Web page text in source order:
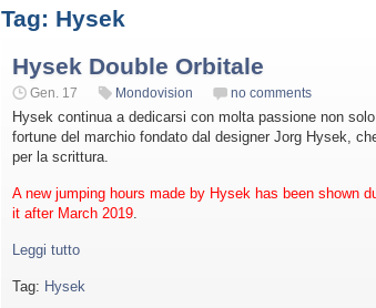
Tag: Hysek
Hysek Double Orbitale
Gen. 17 Mondovision no comments
Hysek continua a dedicarsi con molta passione non
fortune del marchio fondato dal designer Jorg Hysek,
per la scrittura.
A new jumping hours made by Hysek has been shown
it after March 2019
Leggi tutto
Tag: Hysek